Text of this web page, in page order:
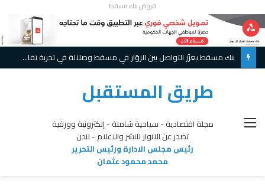
قروض بنك مسقط
بنك مسقط يعزّز التواصل بين الزوّار في مسقط وصلالة في تجربة تفاعلية مبتكرة ويواصل تقديم عروض حصريّة خلال موسم الخريف
طريق المستقبل
مجلة اقتصادية - سياحية شاملة - إلكترونية وورقية
تصدر عن الانوار للنشر والاعلام - لندن
رئيس مجلس الادارة ورئيس التحرير
محمد محمود عثمان
القائمة